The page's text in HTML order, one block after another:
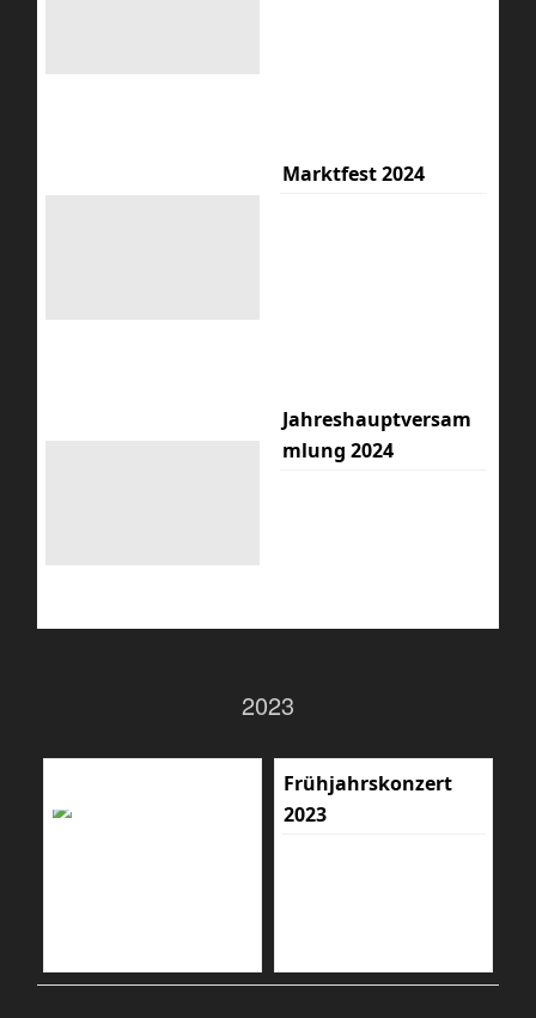
Marktfest 2024
Jahreshauptversam
mlung 2024
2023
Frühjahrskonzert
2023